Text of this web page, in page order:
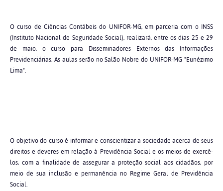
O curso de Ciências Contábeis do UNIFOR-MG, em parceria com o INSS
(Instituto Nacional de Seguridade Social), realizará, entre os dias 25 e 29
de maio, o curso para Disseminadores Externos das Informações
Previdenciárias. As aulas serão no Salão Nobre do UNIFOR-MG "Eunézimo
Lima".
O objetivo do curso é informar e conscientizar a sociedade acerca de seus
direitos e deveres em relação à Previdência Social e os meios de exercê-
los, com a finalidade de assegurar a proteção social aos cidadãos, por
meio de sua inclusão e permanência no Regime Geral de Previdência
Social.